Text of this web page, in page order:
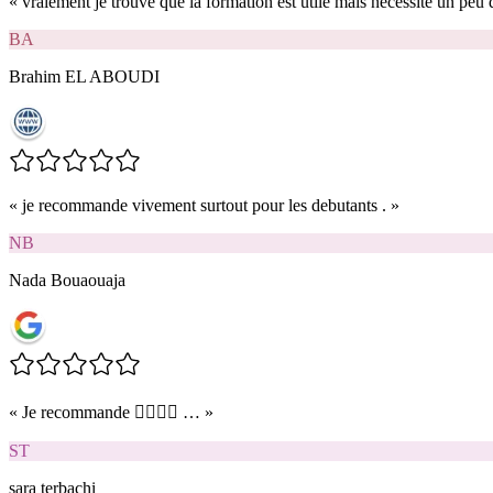
BA
Brahim EL ABOUDI
« je recommande vivement surtout pour les debutants . »
NB
Nada Bouaouaja
« Je recommande 👍🏼👍🏼 … »
ST
sara terbachi